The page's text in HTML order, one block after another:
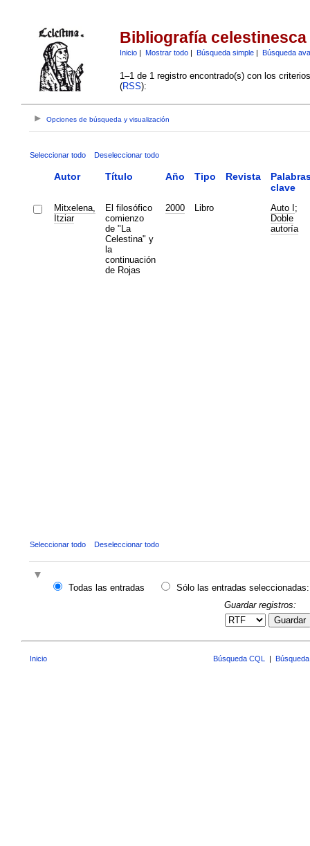
Bibliografía celestinesca
Inicio| Mostrar todo| Búsqueda simple| Búsqueda
1–1 de 1 registro encontrado(s) con los
(RSS):
Opciones de búsqueda y visualización
Seleccionar todo Deseleccionar todo
Autor Título Año Tipo Revista
clave
Mitxelena,
Itziar
El filosófico
comienzo
de "La
Celestina" y
la
continuación
de Rojas
2000 Libro Auto I ;
Doble
autoría
Seleccionar todo Deseleccionar todo
Todas las entradas
Sólo las entradas seleccionadas:
Guardar registros:
Guardar
Inicio Búsqueda CQL